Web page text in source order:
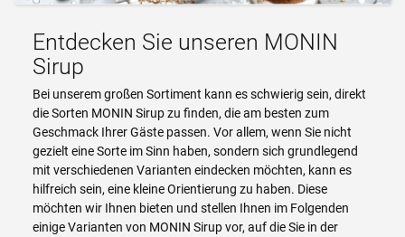
Entdecken Sie unseren MONIN
Sirup
Bei unserem großen Sortiment kann es schwierig sein, direkt
die Sorten MONIN Sirup zu finden, die am besten zum
Geschmack Ihrer Gäste passen. Vor allem, wenn Sie nicht
gezielt eine Sorte im Sinn haben, sondern sich grundlegend
mit verschiedenen Varianten eindecken möchten, kann es
hilfreich sein, eine kleine Orientierung zu haben. Diese
möchten wir Ihnen bieten und stellen Ihnen im Folgenden
einige Varianten von MONIN Sirup vor, auf die Sie in der